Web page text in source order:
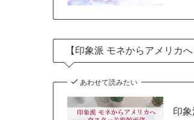
【印象派 モネからアメリカ
あわせて読みたい
印